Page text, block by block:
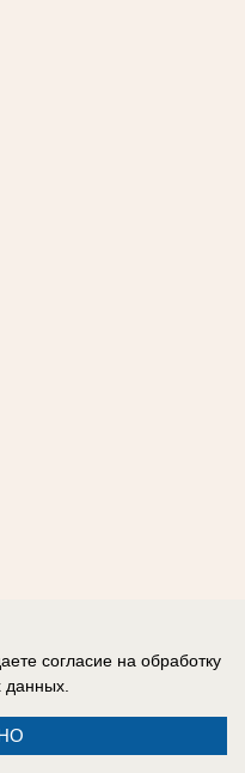
согласие на обработку
данных.